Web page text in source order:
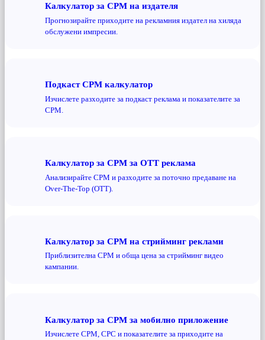
Калкулатор за CPM на издателя
Прогнозирайте приходите на рекламния издател на хиляда
обслужени импресии.
Подкаст CPM калкулатор
Изчислете разходите за подкаст реклама и показателите за
CPM.
Калкулатор за CPM за OTT реклама
Анализирайте CPM и разходите за поточно предаване на
Over-The-Top (OTT).
Калкулатор за CPM на стрийминг реклами
Приблизителна CPM и обща цена за стрийминг видео
кампании.
Калкулатор за CPM за мобилно приложение
Изчислете CPM, CPC и показателите за приходите на